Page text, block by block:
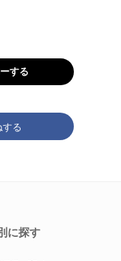
する
する
に探す